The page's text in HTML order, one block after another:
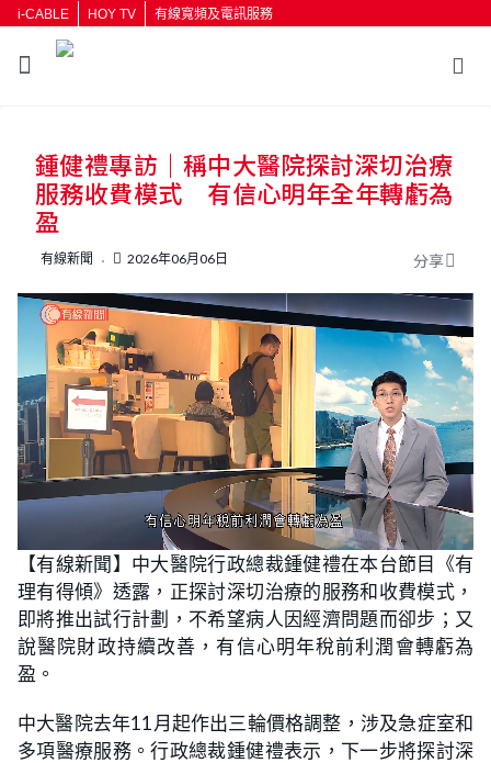
i-CABLE HOY TV 有線寬頻及電訊服務
按輸入鍵開始搜尋
鍾健禮專訪｜稱中大醫院探討深切治療
服務收費模式 有信心明年全年轉虧為
盈
有線新聞 2026年06月06日 分享
n
m
t
e
o
a
d
d
:
1
8
.
【有線新聞】中大醫院行政總裁鍾健禮在本台節目《有
理有得傾》透露，正探討深切治療的服務和收費模式，
即將推出試行計劃，不希望病人因經濟問題而卻步；又
說醫院財政持續改善，有信心明年稅前利潤會轉虧為
盈。
中大醫院去年11月起作出三輪價格調整，涉及急症室和
多項醫療服務。行政總裁鍾健禮表示，下一步將探討深